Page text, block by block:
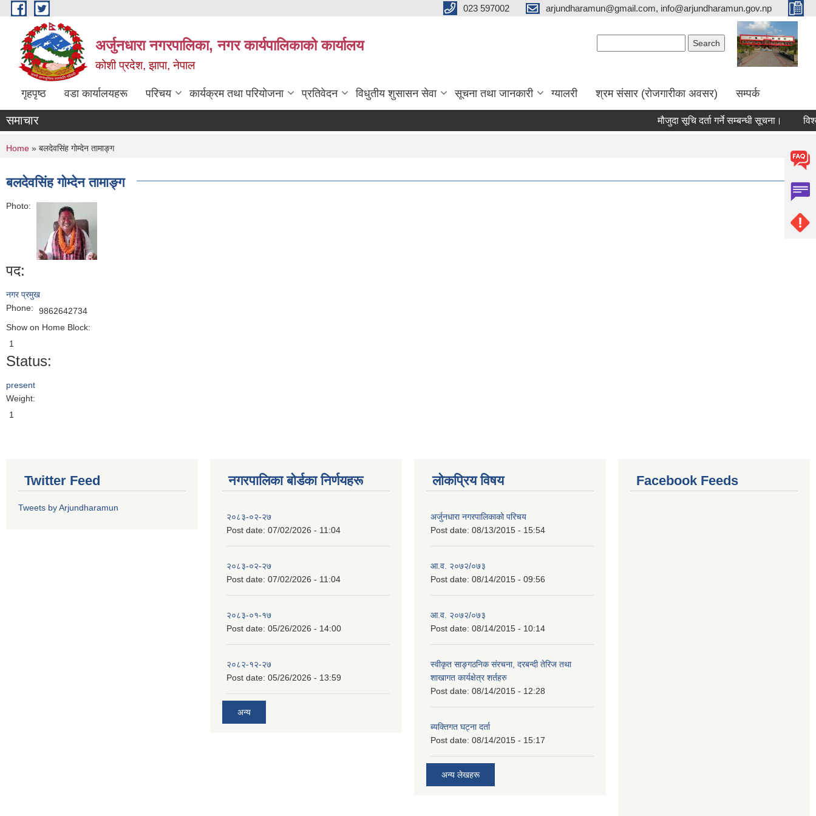
Skip to main content 023 597002 arjundharamun@gmail.com, info@arjundharamun.gov.np
अर्जुनधारा नगरपालिका, नगर कार्यपालिकाको कार्यालय
कोशी प्रदेश, झापा, नेपाल
गृहपृष्ठ वडा कार्यालयहरू परिचय कार्यक्रम तथा परियोजना प्रतिवेदन विधुतीय शुसासन सेवा सूचना तथा जानकारी ग्यालरी श्रम संसार (रोजगारीका अवसर) सम्पर्क
समाचार मौजुदा सूचि दर्ता गर्ने सम्बन्धी सूचना। विश्व
You are here
Home » बलदेवसिंह गोम्देन तामाङ्ग
बलदेवसिंह गोम्देन तामाङ्ग
Photo:
पद:
नगर प्रमुख
Phone:
9862642734
Show on Home Block:
1
Status:
present
Weight:
1
Twitter Feed
Tweets by Arjundharamun
नगरपालिका बाेर्डका निर्णयहरू
२०८३-०२-२७
Post date: 07/02/2026 - 11:04
२०८३-०२-२७
Post date: 07/02/2026 - 11:04
२०८३-०१-१७
Post date: 05/26/2026 - 14:00
२०८२-१२-२७
Post date: 05/26/2026 - 13:59
अन्य
लोकप्रिय विषय
अर्जुनधारा नगरपालिकाको परिचय
Post date: 08/13/2015 - 15:54
आ.व. २०७२/०७३
Post date: 08/14/2015 - 09:56
आ.व. २०७२/०७३
Post date: 08/14/2015 - 10:14
स्वीकृत साङ्गठनिक संरचना, दरबन्दी तेरिज तथा
शाखागत कार्यक्षेत्र शर्तहरु
Post date: 08/14/2015 - 12:28
ब्यक्तिगत घट्ना दर्ता
Post date: 08/14/2015 - 15:17
अन्य लेखहरू
Facebook Feeds